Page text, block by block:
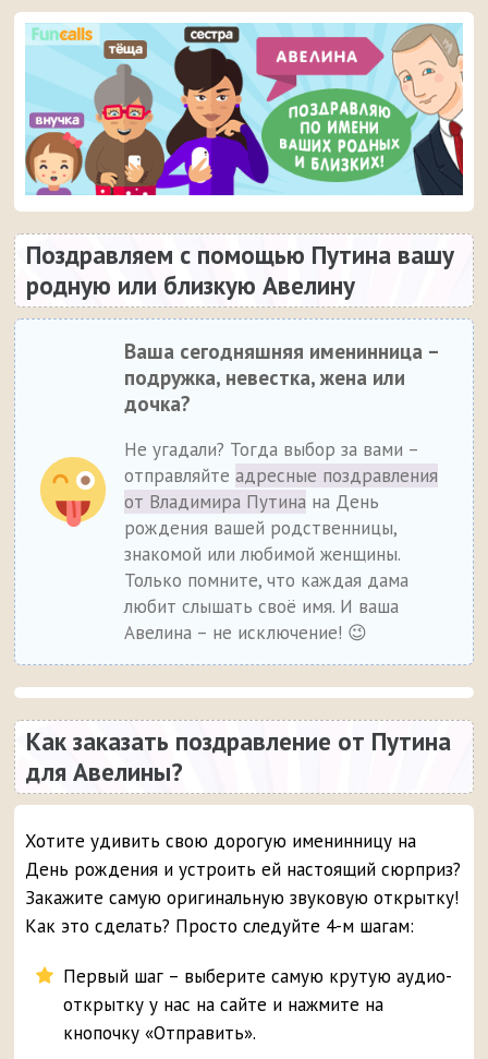
Поздравляем с помощью Путина вашу
родную или близкую Авелину
Ваша сегодняшняя именинница –
подружка, невестка, жена или
дочка?
Не угадали? Тогда выбор за вами –
отправляйтеадресные поздравления
от Владимира Путина на День
рождения вашей родственницы,
знакомой или любимой женщины.
Только помните, что каждая дама
любит слышать своё имя. И ваша
Авелина – не исключение! 😉
Как заказать поздравление от Путина
для Авелины?
Хотите удивить свою дорогую именинницу на
День рождения и устроить ей настоящий сюрприз?
Закажите самую оригинальную звуковую открытку!
Как это сделать? Просто следуйте 4-м шагам:
Первый шаг – выберите самую крутую аудио-
открытку у нас на сайте и нажмите на
кнопочку «Отправить».